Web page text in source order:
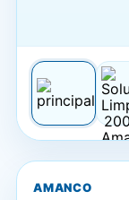
AMANCO